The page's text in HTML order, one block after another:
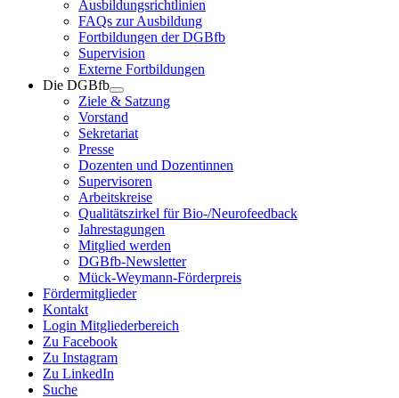
Ausbildungsrichtlinien
FAQs zur Ausbildung
Fortbildungen der DGBfb
Supervision
Externe Fortbildungen
Die DGBfb
Ziele & Satzung
Vorstand
Sekretariat
Presse
Dozenten und Dozentinnen
Supervisoren
Arbeitskreise
Qualitätszirkel für Bio-/Neurofeedback
Jahrestagungen
Mitglied werden
DGBfb-Newsletter
Mück-Weymann-Förderpreis
Fördermitglieder
Kontakt
Login Mitgliederbereich
Zu Facebook
Zu Instagram
Zu LinkedIn
Suche